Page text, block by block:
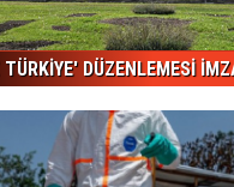
DÜZENLEMESİ